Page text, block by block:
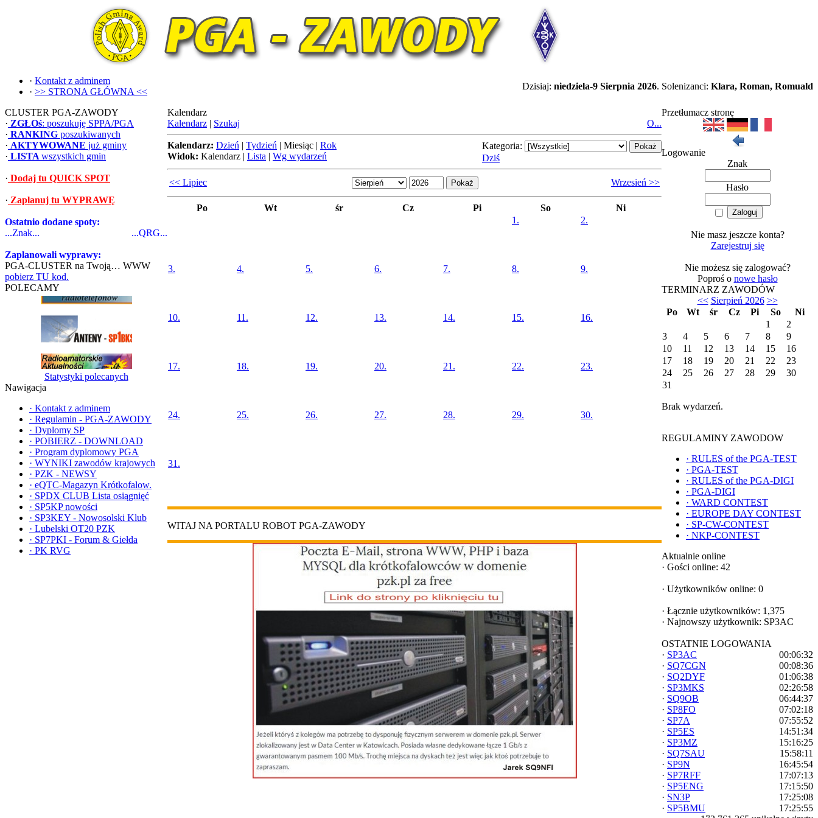
· Kontakt z adminem
· >> STRONA GŁÓWNA <<
Dzisiaj: niedziela-9 Sierpnia 2026. Solenizanci: Klara, Roman, Romuald
CLUSTER PGA-ZAWODY
· ZGŁOś: poszukuję SPPA/PGA
· RANKING poszukiwanych
· AKTYWOWANE już gminy
· LISTA wszystkich gmin
· Dodaj tu QUICK SPOT
· Zaplanuj tu WYPRAWĘ
Ostatnio dodane spoty:
...Znak...
...QRG...
Zaplanowali wyprawy:
PGA-CLUSTER na Twoją… WWW
pobierz TU kod.
POLECAMY
Statystyki polecanych
Nawigacja
· Kontakt z adminem
· Regulamin - PGA-ZAWODY
· Dyplomy SP
· POBIERZ - DOWNLOAD
· Program dyplomowy PGA
· WYNIKI zawodów krajowych
· PZK - NEWSY
· eQTC-Magazyn Krótkofalow.
· SPDX CLUB Lista osiągnięć
· SP5KP nowości
· SP3KEY - Nowosolski Klub
· Lubelski OT20 PZK
· SP7PKI - Forum & Giełda
· PK RVG
Kalendarz
Kalendarz | Szukaj O...
Kalendarz: Dzień | Tydzień | Miesiąc | Rok
Widok: Kalendarz | Lista | Wg wydarzeń
Kategoria:
Dziś
<< Lipiec Wrzesień >>
Po Wt śr Cz Pi So
Ni
1.
2.
3. 4. 5. 6. 7. 8. 9.
10. 11. 12. 13. 14. 15. 16.
17. 18. 19. 20. 21. 22. 23.
24. 25. 26. 27. 28. 29. 30.
31.
WITAJ NA PORTALU ROBOT PGA-ZAWODY
Przetłumacz stronę
Logowanie
Znak
Hasło
Nie masz jeszcze konta?
Zarejestruj się
Nie możesz się zalogować?
Poproś o nowe hasło
TERMINARZ ZAWODÓW
<< Sierpień 2026 >>
Po
Wt śr Cz Pi So
Ni
1
2
3
4 5 6 7 8
9
10
11 12 13 14 15
16
17
18 19 20 21 22
23
24
25 26 27 28 29
30
31
Brak wydarzeń.
REGULAMINY ZAWODOW
· RULES of the PGA-TEST
· PGA-TEST
· RULES of the PGA-DIGI
· PGA-DIGI
· WARD CONTEST
· EUROPE DAY CONTEST
· SP-CW-CONTEST
· NKP-CONTEST
Aktualnie online
· Gości online: 42
· Użytkowników online: 0
· Łącznie użytkowników: 1,375
· Najnowszy użytkownik: SP3AC
OSTATNIE LOGOWANIA
· SP3AC
00:06:32
· SQ7CGN
00:08:36
· SQ2DYF
01:06:38
· SP3MKS
02:26:58
· SQ9OB
06:44:37
· SP8FO
07:02:18
· SP7A
07:55:52
· SP5ES
14:51:34
· SP3MZ
15:16:25
· SQ7SAU
15:58:11
· SP9N
16:45:54
· SP7RFF
17:07:13
· SP5ENG
17:15:50
· SN3P
17:25:08
· SP5BMU
17:25:55